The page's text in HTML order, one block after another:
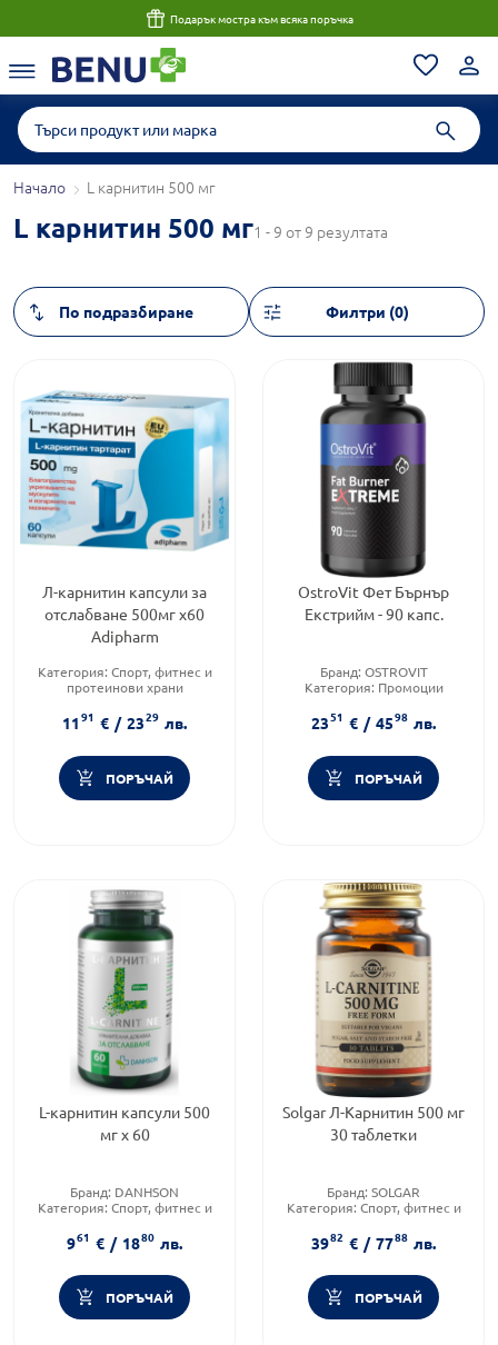
Подарък мостра към всяка поръчка
Начало L карнитин 500 мг
L карнитин 500 мг1 - 9 от 9 резултата
Филтри (0)
Л-карнитин капсули за
отслабване 500мг х60
Adipharm
Категория: Спорт, фитнес и
протеинови храни
Приложение:орално
1191 € / 2329 лв.
ПОРЪЧАЙ
OstroVit Фет Бърнър
Екстрийм - 90 капс.
Бранд: OSTROVIT
Категория: Промоции
2351 € / 4598 лв.
ПОРЪЧАЙ
L-карнитин капсули 500
мг x 60
Бранд: DANHSON
Категория: Спорт, фитнес и
Приложение:орално
961 € / 1880 лв.
ПОРЪЧАЙ
Solgar Л-Карнитин 500 мг
30 таблетки
Бранд: SOLGAR
Категория: Спорт, фитнес и
Форма на продукта: таблвтки
3982 € / 7788 лв.
ПОРЪЧАЙ